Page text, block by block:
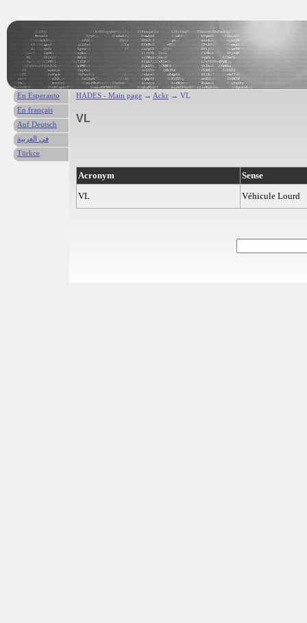
HADES - Main page → Ackr → VL
VL
Acronym
Sense
VL
Véhicule Lourd
En Esperanto
En français
Auf Deutsch
في العربية
Türkce